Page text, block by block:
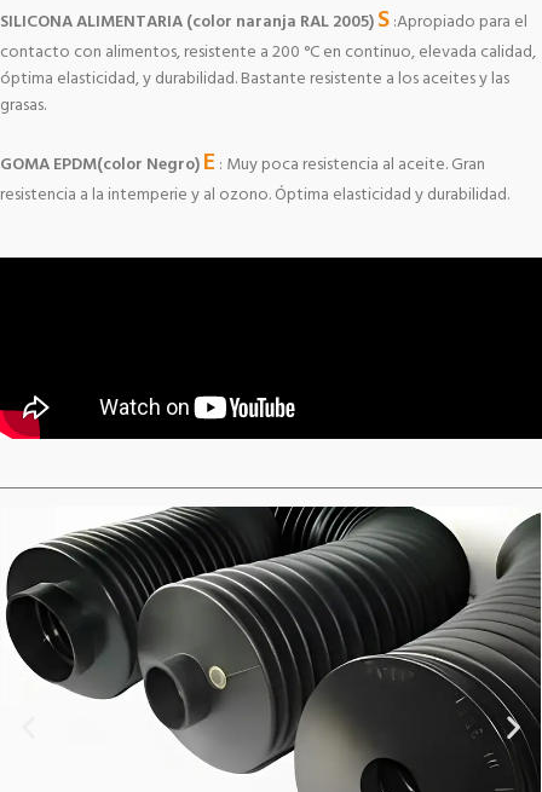
SILICONA ALIMENTARIA (color naranja RAL 2005)S:Apropiado para el
contacto con alimentos, resistente a 200 °C en continuo, elevada calidad,
óptima elasticidad, y durabilidad. Bastante resistente a los aceites y las
grasas.
GOMA EPDM(color Negro)E : Muy poca resistencia al aceite. Gran
resistencia a la intemperie y al ozono. Óptima elasticidad y durabilidad.